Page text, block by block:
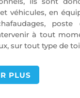
véhicules, en
à tout
sur tout type de
PLUS